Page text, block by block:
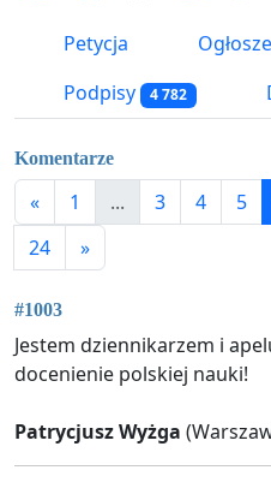
Petycja
Podpisy 4 782
Komentarze
« 1 ... 3 4 5
24
»
#1003
Jestem dziennikarzem i
docenienie polskiej nauki!
Patrycjusz Wyżga